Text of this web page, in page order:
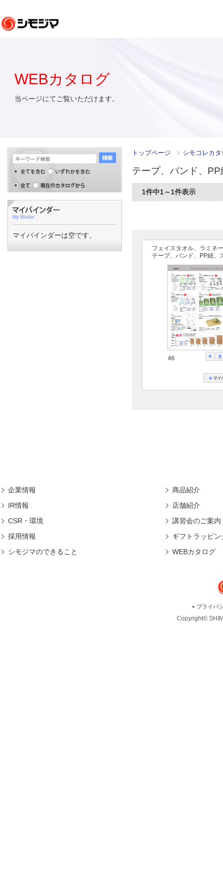
WEBカタログ
当ページにてご覧いただけます。
トップページ シモコレカ
テープ、バンド、
1件中1～1件表示
フェイスタオル、ラミネ
テープ、バンド、PP紐、
46
マイバインダーは空です。
企業情報
IR情報
CSR・環境
採用情報
シモジマのできること
商品紹介
店舗紹介
講習会のご案内
ギフトラッピン
WEBカタログ
プライバ
Copyright©